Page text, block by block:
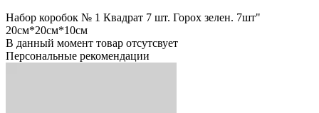
Набор коробок № 1 Квадрат 7 шт. Горох зелен. 7шт"
20см*20см*10см
В данный момент товар отсутсвует
Персональные рекомендации